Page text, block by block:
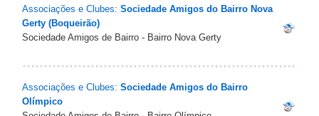
Associações e Clubes: Sociedade Amigos do Bairro Nova
Gerty (Boqueirão)
Sociedade Amigos de Bairro - Bairro Nova Gerty
Associações e Clubes: Sociedade Amigos do Bairro
Olímpico